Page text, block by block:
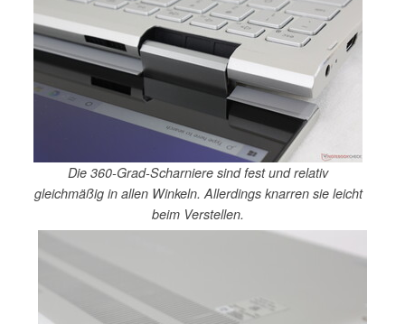
Die 360-Grad-Scharniere sind fest und relativ
gleichmäßig in allen Winkeln. Allerdings knarren sie leicht
beim Verstellen.